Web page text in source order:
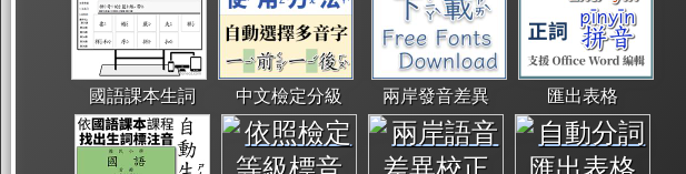
國語課本生詞 中文檢定分級 兩岸發音差異 匯出表格